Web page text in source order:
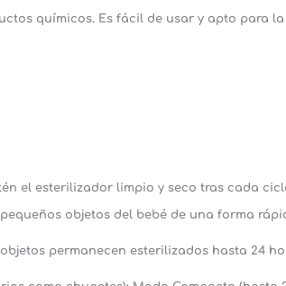
químicos. Es fácil de usar y apto para
el esterilizador limpio y seco tras cada
pequeños objetos del bebé de una forma
objetos permanecen esterilizados hasta 24